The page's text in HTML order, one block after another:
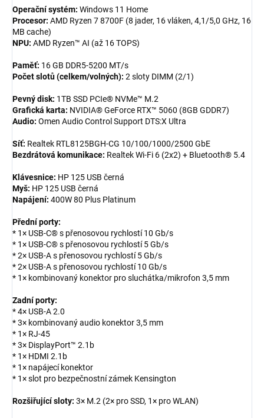
Operační systém: Windows 11 Home
Procesor: AMD Ryzen 7 8700F (8 jader, 16 vláken, 4,1/5,0 GHz, 16
MB cache)
NPU: AMD Ryzen™ AI (až 16 TOPS)
Paměť: 16 GB DDR5-5200 MT/s
Počet slotů (celkem/volných): 2 sloty DIMM (2/1)
Pevný disk: 1TB SSD PCIe® NVMe™ M.2
Grafická karta: NVIDIA® GeForce RTX™ 5060 (8GB GDDR7)
Audio: Omen Audio Control Support DTS:X Ultra
Síť: Realtek RTL8125BGH-CG 10/100/1000/2500 GbE
Bezdrátová komunikace: Realtek Wi-Fi 6 (2x2) + Bluetooth® 5.4
Klávesnice: HP 125 USB černá
Myš: HP 125 USB černá
Napájení: 400W 80 Plus Platinum
Přední porty:
* 1× USB-C® s přenosovou rychlostí 10 Gb/s
* 1× USB-C® s přenosovou rychlostí 5 Gb/s
* 2× USB-A s přenosovou rychlostí 5 Gb/s
* 2× USB-A s přenosovou rychlostí 10 Gb/s
* 1× kombinovaný konektor pro sluchátka/mikrofon 3,5 mm
Zadní porty:
* 4× USB-A 2.0
* 3× kombinovaný audio konektor 3,5 mm
* 1× RJ-45
* 3× DisplayPort™ 2.1b
* 1× HDMI 2.1b
* 1× napájecí konektor
* 1× slot pro bezpečnostní zámek Kensington
Rozšiřující sloty: 3× M.2 (2× pro SSD, 1× pro WLAN)